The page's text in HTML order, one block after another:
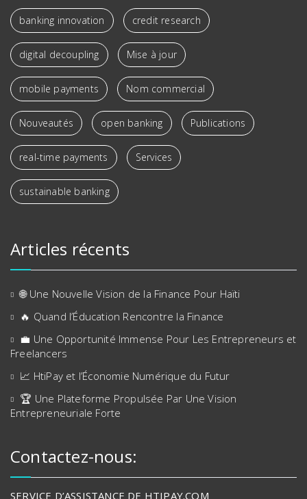
banking innovation credit research
digital decoupling Mise à jour
mobile payments Nom commercial
Nouveautés open banking Publications
real-time payments Services
sustainable banking
Articles récents
🌐 Une Nouvelle Vision de la Finance Pour Haïti
🔥 Quand l’Éducation Rencontre la Finance
💼 Une Opportunité Immense Pour Les Entrepreneurs et
Freelancers
📈 HtiPay et l’Économie Numérique du Futur
🏆 Une Plateforme Propulsée Par Une Vision
Entrepreneuriale Forte
Contactez-nous:
SERVICE D’ASSISTANCE DE HTIPAY.COM